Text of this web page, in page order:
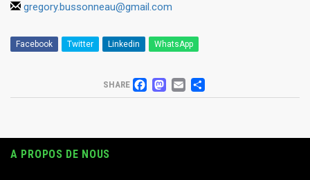
gregory.bussonneau@gmail.com
Facebook Twitter Linkedin WhatsApp
SHARE FACEBOOK
MASTODON
EMAIL
PARTAGER
A PROPOS DE NOUS